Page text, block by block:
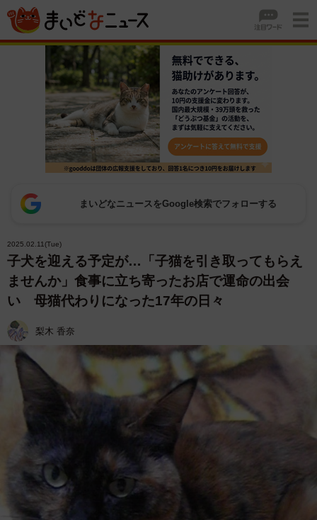
まいどなニュースをGoogle検索でフォローする
2025.02.11(Tue)
子犬を迎える予定が…「子猫を引き取ってもらえ
ませんか」食事に立ち寄ったお店で運命の出会
い 母猫代わりになった17年の日々
梨木 香奈